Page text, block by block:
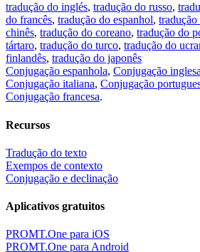
tradução do inglés, tradução do russo,
do francês, tradução do espanhol,
chinês, tradução do coreano, tradução do
tártaro, tradução do turco, tradução do
finlandês, tradução do japonês
Conjugação espanhola, Conjugação inglesa
Conjugação italiana, Conjugação
Conjugação francesa.
Recursos
Tradução do texto
Exempos de contexto
Conjugação e declinação
Aplicativos gratuitos
PROMT.One para iOS
PROMT.One para Android